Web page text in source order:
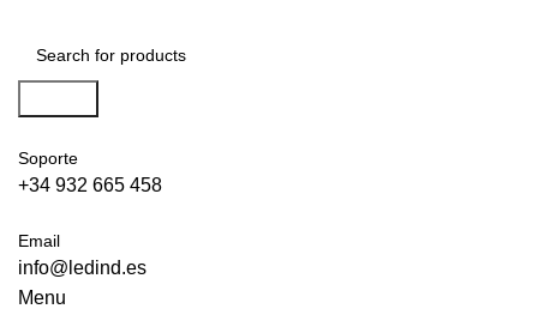
Soporte
+34 932 665 458‬
Email
info@ledind.es
Menu